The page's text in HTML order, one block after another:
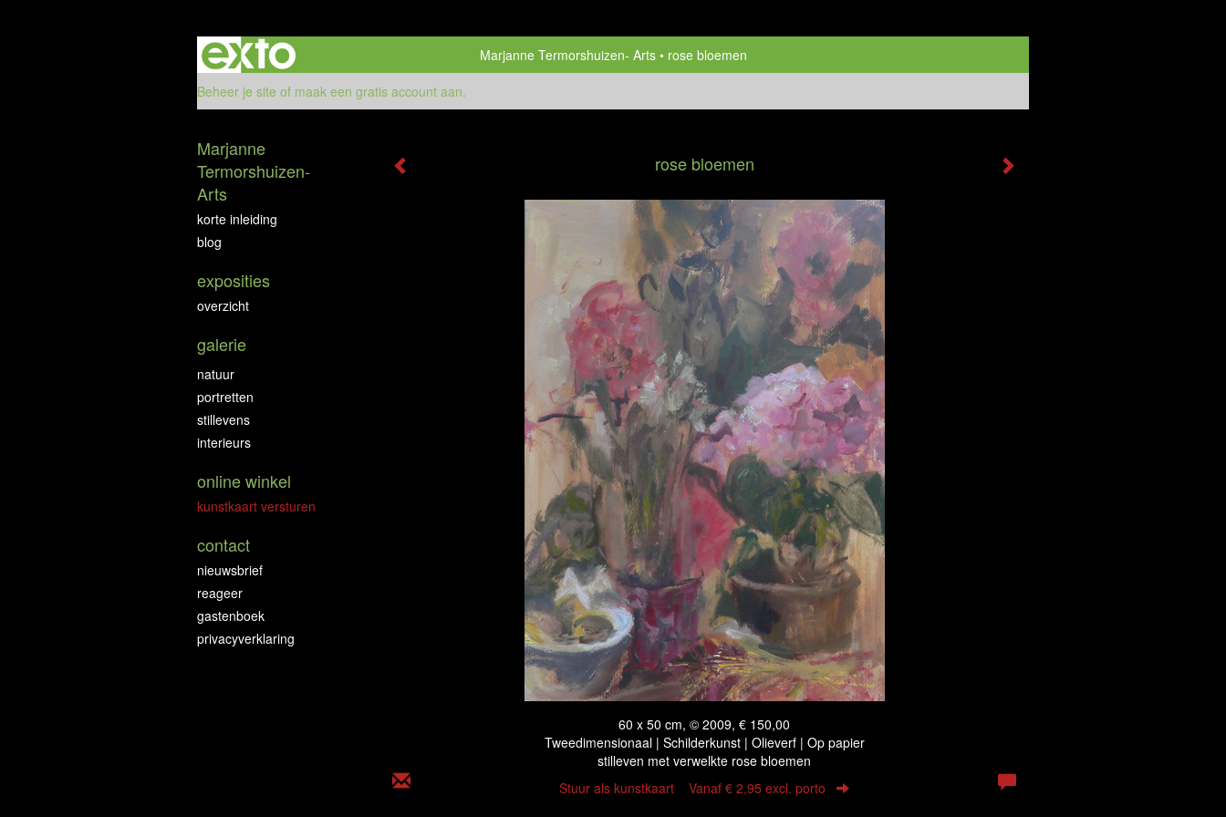
Marjanne Termorshuizen- Arts
rose bloemen
Beheer je site of maak een gratis account aan.
rose bloemen
60 x 50 cm, © 2009, € 150,00
Tweedimensionaal | Schilderkunst | Olieverf | Op papier
stilleven met verwelkte rose bloemen
Stuur als kunstkaart Vanaf € 2,95 excl. porto
Marjanne
Termorshuizen-
Arts
korte inleiding
blog
exposities
overzicht
galerie
natuur
portretten
stillevens
interieurs
online winkel
kunstkaart versturen
contact
nieuwsbrief
reageer
gastenboek
privacyverklaring